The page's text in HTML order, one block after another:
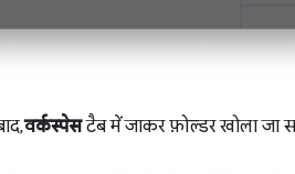
वर्कस्पेसटैब में जाकर फ़ोल्डर खोला जा